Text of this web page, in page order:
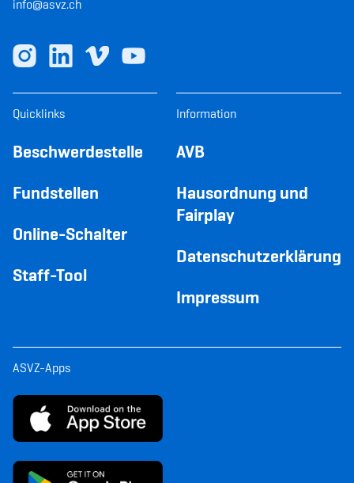
info@asvz.ch
Quicklinks
Beschwerdestelle
Fundstellen
Online-Schalter
Staff-Tool
Information
AVB
Hausordnung und
Fairplay
Datenschutzerklärung
Impressum
ASVZ-Apps